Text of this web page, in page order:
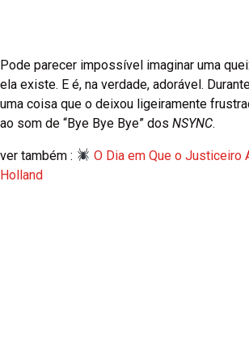
Pode parecer impossível imaginar uma
ela existe. E é, na verdade, adorável.
uma coisa que o deixou ligeiramente
ao som de “Bye Bye Bye” dos NSYNC.
ver também :
O Dia em Que o Justiceiro
Holland